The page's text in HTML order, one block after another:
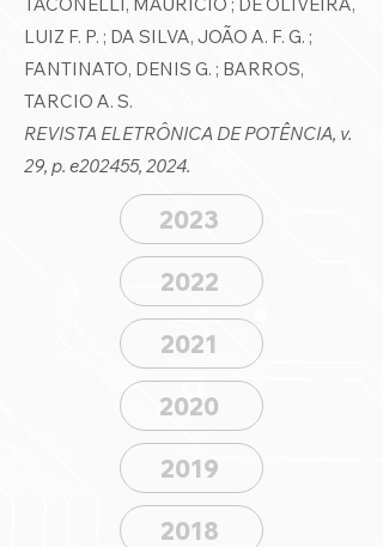
LUIZ F. P. ; DA SILVA, JOÃO A. F. G. ;
FANTINATO, DENIS G. ; BARROS,
TARCIO A. S.
REVISTA ELETRÔNICA DE POTÊNCIA, v.
29, p. e202455, 2024.
2023
2022
2021
2020
2019
2018